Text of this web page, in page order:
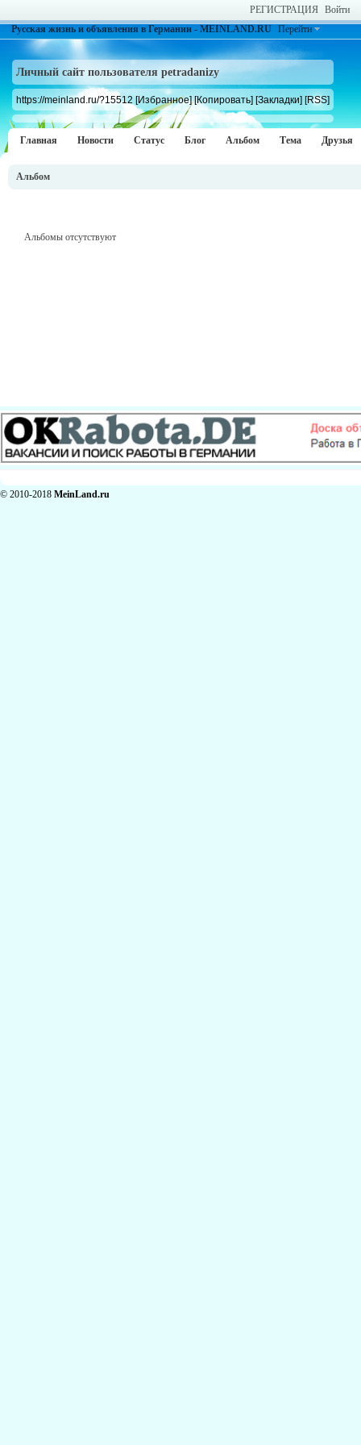
РЕГИСТРАЦИЯ Войти
Русская жизнь и объявления в Германии - MEINLAND.RU Перейти
Личный сайт пользователя petradanizy
https://meinland.ru/?15512 [Избранное] [Копировать] [Закладки] [RSS]
Главная Новости Статус Блог Альбом Тема Друзья
Альбом
Альбомы отсутствуют
© 2010-2018 MeinLand.ru